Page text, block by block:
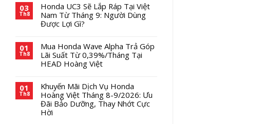
03
Th8
Honda UC3 Sẽ Lắp Ráp Tại Việt
Nam Từ Tháng 9: Người Dùng
Được Lợi Gì?
01
Th8
Mua Honda Wave Alpha Trả Góp
Lãi Suất Từ 0,39%/Tháng Tại
HEAD Hoàng Việt
01
Th8
Khuyến Mãi Dịch Vụ Honda
Hoàng Việt Tháng 8-9/2026: Ưu
Đãi Bảo Dưỡng, Thay Nhớt Cực
Hời